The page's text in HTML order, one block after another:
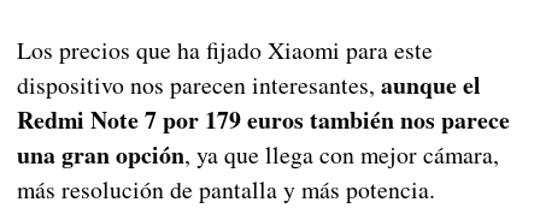
Los precios que ha fijado Xiaomi para este
dispositivo nos parecen interesantes, aunque el
Redmi Note 7 por 179 euros también nos parece
una gran opción, ya que llega con mejor cámara,
más resolución de pantalla y más potencia.